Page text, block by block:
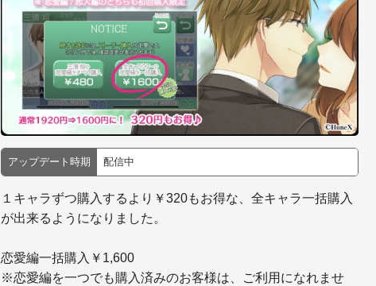
アップデート時期 配信中
１キャラずつ購入するより￥320もお得な、全キャラ一括購入
が出来るようになりました。
恋愛編一括購入￥1,600
※恋愛編を一つでも購入済みのお客様は、ご利用になれませ